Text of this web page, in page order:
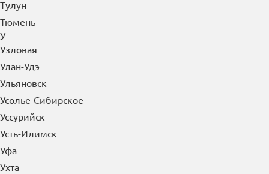
Тулун
Тюмень
У
Узловая
Улан-Удэ
Ульяновск
Усолье-Сибирское
Уссурийск
Усть-Илимск
Уфа
Ухта